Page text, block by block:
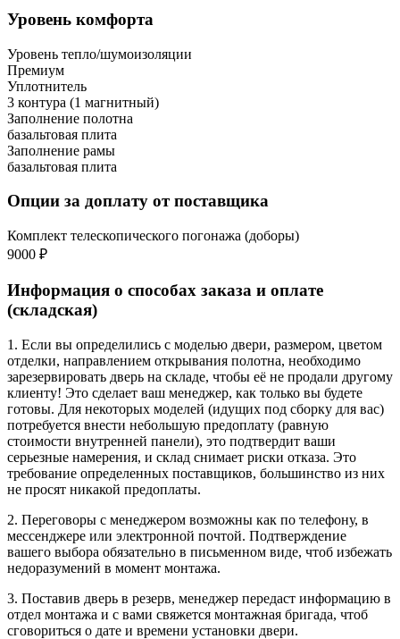
Уровень комфорта
Уровень тепло/шумоизоляции
Премиум
Уплотнитель
3 контура (1 магнитный)
Заполнение полотна
базальтовая плита
Заполнение рамы
базальтовая плита
Опции за доплату от поставщика
Комплект телескопического погонажа (доборы)
9000 ₽
Информация о способах заказа и оплате
(складская)
1. Если вы определились с моделью двери, размером, цветом
отделки, направлением открывания полотна, необходимо
зарезервировать дверь на складе, чтобы её не продали другому
клиенту! Это сделает ваш менеджер, как только вы будете
готовы. Для некоторых моделей (идущих под сборку для вас)
потребуется внести небольшую предоплату (равную
стоимости внутренней панели), это подтвердит ваши
серьезные намерения, и склад снимает риски отказа. Это
требование определенных поставщиков, большинство из них
не просят никакой предоплаты.
2. Переговоры с менеджером возможны как по телефону, в
мессенджере или электронной почтой. Подтверждение
вашего выбора обязательно в письменном виде, чтоб избежать
недоразумений в момент монтажа.
3. Поставив дверь в резерв, менеджер передаст информацию в
отдел монтажа и с вами свяжется монтажная бригада, чтоб
сговориться о дате и времени установки двери.